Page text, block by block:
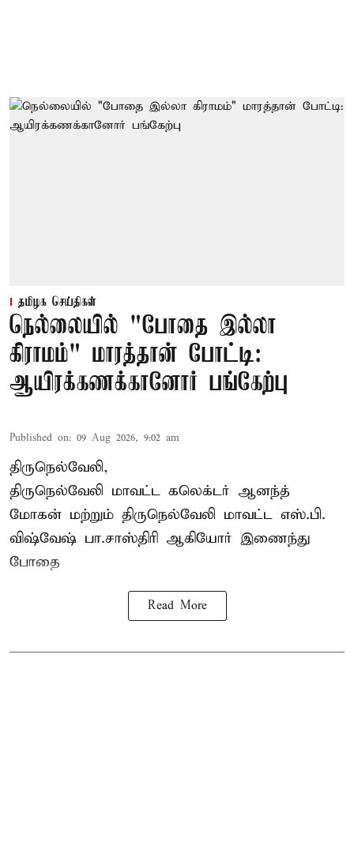
தமிழக செய்திகள்
நெல்லையில் "போதை இல்லா
கிராமம்" மாரத்தான் போட்டி:
ஆயிரக்கணக்கானோர் பங்கேற்பு
Published on: 09 Aug 2026, 9:02 am
திருநெல்வேலி,
திருநெல்வேலி மாவட்ட கலெக்டர் ஆனந்த்
மோகன் மற்றும் திருநெல்வேலி மாவட்ட எஸ்.பி.
விஷ்வேஷ் பா.சாஸ்திரி ஆகியோர் இணைந்து
போதை
Read More